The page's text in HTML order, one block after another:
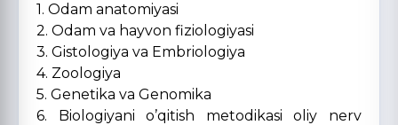
1. Odam anatomiyasi
2. Odam va hayvon fiziologiyasi
3. Gistologiya va Embriologiya
4. Zoologiya
5. Genetika va Genomika
6. Biologiyani o’qitish metodikasi oliy nerv